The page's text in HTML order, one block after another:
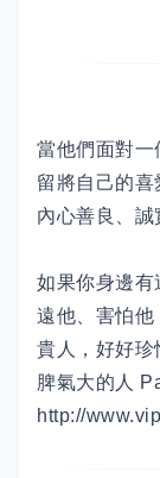
當他們面對一
留將自己的喜
內心善良、誠
如果你身邊有
遠他、害怕他
貴人，好好珍
脾氣大的人
http://